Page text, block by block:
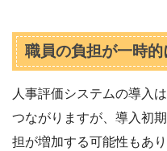
職員の負担が一時的
人事評価システムの導入
つながりますが、導入初
担が増加する可能性もあ